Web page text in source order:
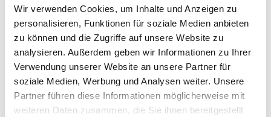
Wir verwenden Cookies, um Inhalte und Anzeigen zu
personalisieren, Funktionen für soziale Medien anbieten
zu können und die Zugriffe auf unsere Website zu
analysieren. Außerdem geben wir Informationen zu Ihrer
Verwendung unserer Website an unsere Partner für
soziale Medien, Werbung und Analysen weiter. Unsere
Partner führen diese Informationen möglicherweise mit
weiteren Daten zusammen, die Sie ihnen bereitgestellt
Gruppe was, die sich jeden Mittwoch von 9.00-10.00 Uhr
im Seniorentreff der Kirchengemeinde "Zu den 12
Aposteln" trifft. Infos bei Diakonin Kerstin Frerichs, Tel.
0176/47 666 706.